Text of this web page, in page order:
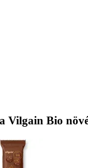
Vilgain Bio